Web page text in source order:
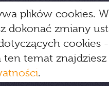
plików cookies.
dokonać zmiany
cookies
temat
.